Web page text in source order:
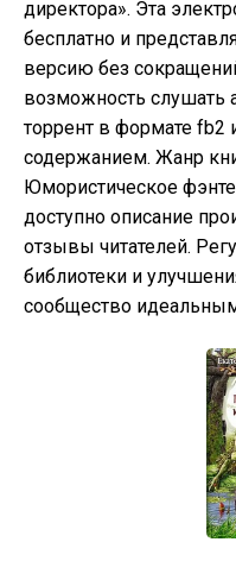
директора». Эта
бесплатно и
версию без
возможность слушать
торрент в формате fb2
содержанием. Жанр
Юмористическое
доступно описание
отзывы читателей.
библиотеки и
сообщество